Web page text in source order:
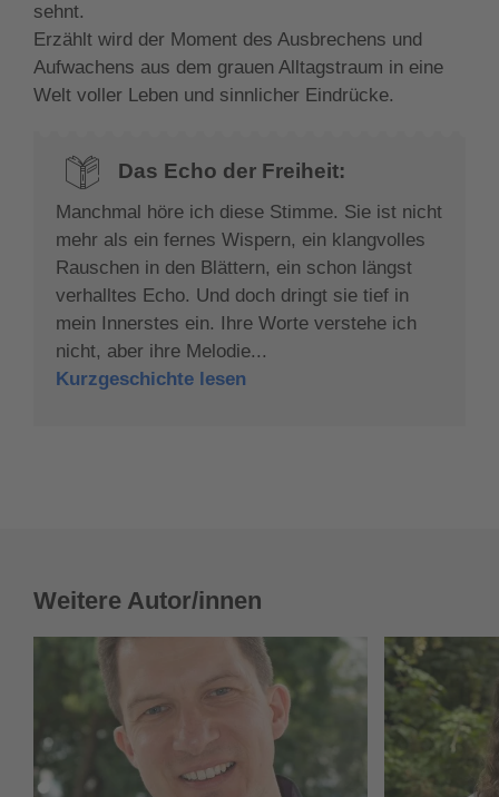
sehnt.
Erzählt wird der Moment des Ausbrechens und
Aufwachens aus dem grauen Alltagstraum in eine
Welt voller Leben und sinnlicher Eindrücke.
Das Echo der Freiheit:
Manchmal höre ich diese Stimme. Sie ist nicht
mehr als ein fernes Wispern, ein klangvolles
Rauschen in den Blättern, ein schon längst
verhalltes Echo. Und doch dringt sie tief in
mein Innerstes ein. Ihre Worte verstehe ich
nicht, aber ihre Melodie...
Kurzgeschichte lesen
Weitere Autor/innen